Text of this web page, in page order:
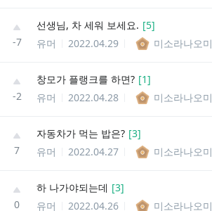
-7
선생님, 차 세워 보세요. [5]
유머
2022.04.29 미소라나오미
-2
창모가 플랭크를 하면? [1]
유머
2022.04.28 미소라나오미
7
자동차가 먹는 밥은? [3]
유머
2022.04.27 미소라나오미
0
하 나가야되는데 [3]
유머
2022.04.26 미소라나오미